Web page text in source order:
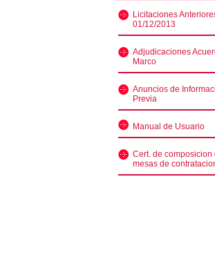
Licitaciones
01/12/2013
Adjudicaciones
Marco
Anuncios de
Previa
Manual de Usuario
Cert. de composicion
mesas de